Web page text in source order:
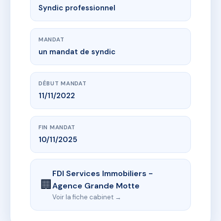
Syndic professionnel
MANDAT
un mandat de syndic
DÉBUT MANDAT
11/11/2022
FIN MANDAT
10/11/2025
🏢
FDI Services Immobiliers -
Agence Grande Motte
Voir la fiche cabinet →